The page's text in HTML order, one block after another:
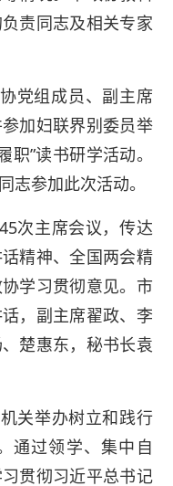
责同志及相关专家
党组成员、副主席
加妇联界别委员举
”读书研学活动。
志参加此次活动。
次主席会议，传达
精神、全国两会精
学习贯彻意见。市
，副主席翟政、李
楚惠东，秘书长袁
关举办树立和践行
通过领学、集中自
贯彻习近平总书记